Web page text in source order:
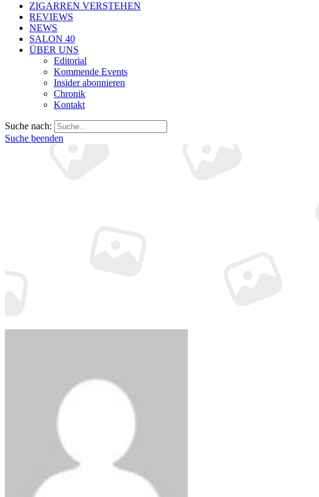
ZIGARREN VERSTEHEN
REVIEWS
NEWS
SALON 40
ÜBER UNS
Editorial
Kommende Events
Insider abonnieren
Chronik
Kontakt
Suche nach:
Suche beenden